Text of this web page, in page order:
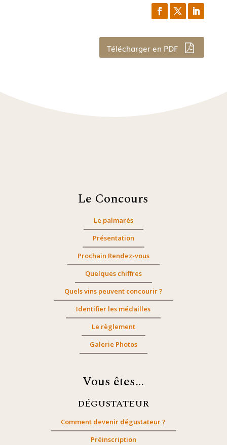
Télécharger en PDF
Le Concours
Le palmarès
Présentation
Prochain Rendez-vous
Quelques chiffres
Quels vins peuvent concourir ?
Identifier les médailles
Le règlement
Galerie Photos
Vous êtes…
DÉGUSTATEUR
Comment devenir dégustateur ?
Préinscription